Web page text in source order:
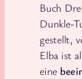
Buch
Dunkle-
gestellt,
Elba ist
eine